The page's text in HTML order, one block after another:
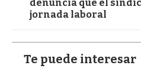
denuncia que el
jornada laboral
Te puede interesar